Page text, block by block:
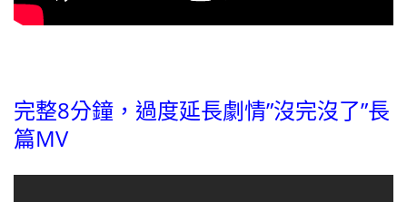
完整8分鐘，過度延長劇情”沒完沒了”長
篇MV